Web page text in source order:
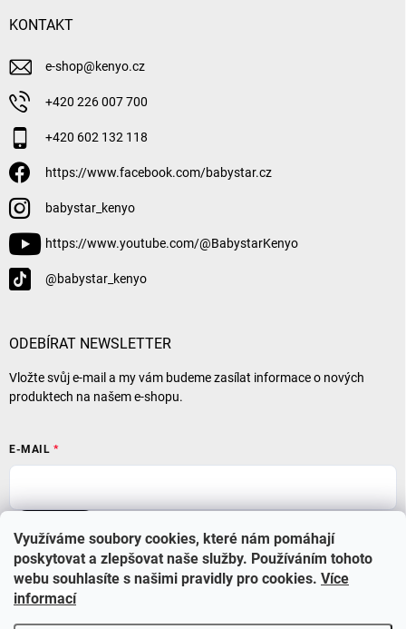
Využíváme soubory cookies, které nám pomáhají
poskytovat a zlepšovat naše služby. Používáním tohoto
webu souhlasíte s našimi pravidly pro cookies. Více
informací
KONTAKT
e-shop@kenyo.cz
+420 226 007 700
+420 602 132 118
https://www.facebook.com/babystar.cz
babystar_kenyo
https://www.youtube.com/@BabystarKenyo
@babystar_kenyo
ODEBÍRAT NEWSLETTER
Vložte svůj e-mail a my vám budeme zasílat informace o nových
produktech na našem e-shopu.
E-MAIL